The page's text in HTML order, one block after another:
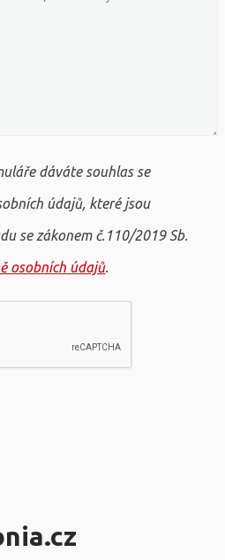
dáváte souhlas se
údajů, které jsou
se zákonem č.110/2019 Sb.
osobních údajů.